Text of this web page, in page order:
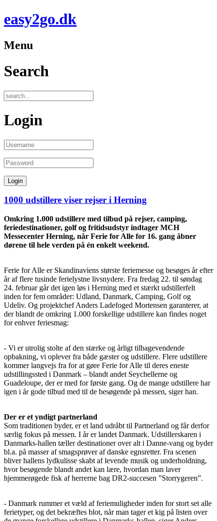
easy2go.dk
Menu
Search
Login
1000 udstillere viser rejser i Herning
Omkring 1.000 udstillere med tilbud på rejser, camping,
feriedestinationer, golf og fritidsudstyr indtager MCH
Messecenter Herning, når Ferie for Alle for 16. gang åbner
dørene til hele verden på én enkelt weekend.
Ferie for Alle er Skandinaviens største feriemesse og besøges år efter
år af flere tusinde ferielystne livsnydere. Fra fredag 22. til søndag
24. februar går det igen løs i Herning med et stærkt udstillerfelt
inden for fem områder: Udland, Danmark, Camping, Golf og
Udeliv. Og projektchef Anders Ladefoged Mortensen garanterer, at
der blandt de omkring 1.000 forskellige udstillere kan findes noget
for enhver feriesmag:
- Vi er utrolig stolte af den stærke og årligt tilbagevendende
opbakning, vi oplever fra både gæster og udstillere. Flere udstillere
kommer langvejs fra for at gøre Ferie for Alle til deres eneste
udstillingssted i Danmark – blandt andet Seychellerne og
Guadeloupe, der er med for første gang. Og de mange udstillere har
igen i år gode tilbud med til de besøgende på messen, siger han.
Der er et yndigt partnerland
Som traditionen byder, er et land udråbt til Partnerland og får derfor
særlig fokus på messen. I år er landet Danmark. Udstillerskaren i
Danmarks-hallen tæller destinationer over alt i Danne-vang og byder
bl.a. på masser af smagsprøver af danske egnsretter. Fra scenen
bliver hallens lydkulisse skabt af levende musik og underholdning,
hvor besøgende blandt andet kan lære, hvordan man laver
hjemmerøgede fisk af herrerne bag DR2-succesen ”Storrygeren”.
- Danmark rummer et væld af feriemuligheder inden for stort set alle
ferietyper, og det bekræftes blot, når man tager et kig på listen over